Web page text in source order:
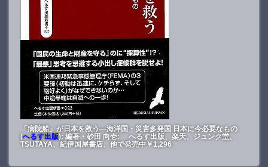
「病院船」が日本を救う―海洋国・災害多発国 日本に今必要なもの
(へるす出版): 編著・砂田 向壱: へるす出版、楽天、ジュンク堂、
TSUTAYA、紀伊国屋書店、他で発売中￥1,296